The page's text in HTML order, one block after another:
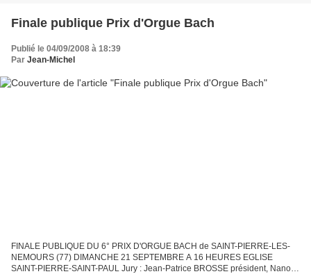
Finale publique Prix d'Orgue Bach
Publié le 04/09/2008 à 18:39
Par Jean-Michel
FINALE PUBLIQUE DU 6° PRIX D'ORGUE BACH de SAINT-PIERRE-LES-
NEMOURS (77) DIMANCHE 21 SEPTEMBRE A 16 HEURES EGLISE
SAINT-PIERRE-SAINT-PAUL Jury : Jean-Patrice BROSSE président, Nanon